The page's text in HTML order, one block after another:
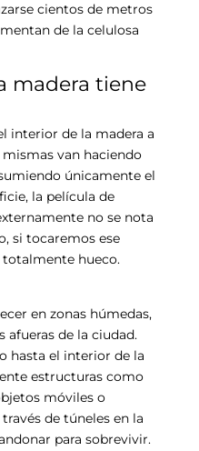
cientos de metros
de la celulosa
madera tiene
interior de la madera a
van haciendo
únicamente el
la película de
no se nota
si tocaremos ese
hueco.
en zonas húmedas,
afueras de la ciudad.
hasta el interior de la
estructuras como
móviles o
de túneles en la
para sobrevivir.